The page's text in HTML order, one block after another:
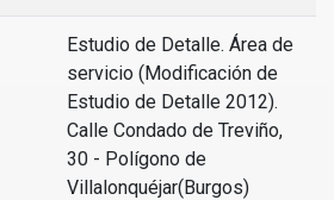
Estudio de Detalle. Área de
servicio (Modificación de
Estudio de Detalle 2012).
Calle Condado de Treviño,
30 - Polígono de
Villalonquéjar(Burgos)